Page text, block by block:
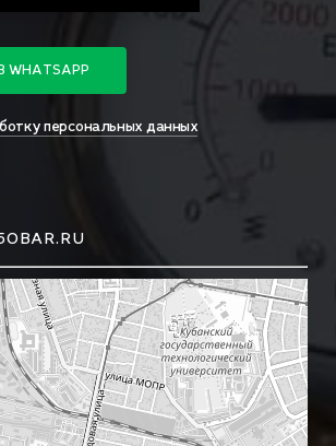
В WHATSA P P
персональных данных